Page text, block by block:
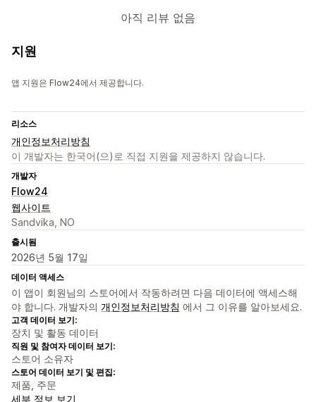
아직 리뷰 없음
지원
앱 지원은 Flow24에서 제공합니다.
리소스
개인정보처리방침
이 개발자는 한국어(으)로 직접 지원을 제공하지 않습니다.
개발자
Flow24
웹사이트
Sandvika, NO
출시됨
2026년 5월 17일
데이터 액세스
이 앱이 회원님의 스토어에서 작동하려면 다음 데이터에 액세스해
야 합니다. 개발자의 개인정보처리방침 에서 그 이유를 알아보세요.
고객 데이터 보기:
장치 및 활동 데이터
직원 및 참여자 데이터 보기:
스토어 소유자
스토어 데이터 보기 및 편집:
제품, 주문
세부 정보 보기